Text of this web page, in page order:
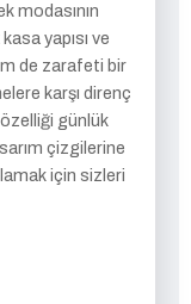
modasının
yapısı ve
de zarafeti bir
karşı direnç
günlük
çizgilerine
için sizleri